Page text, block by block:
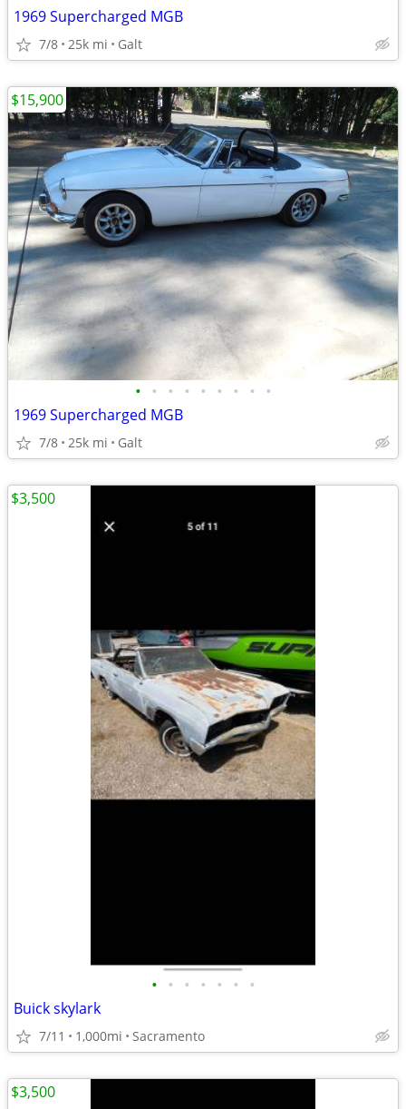
1969 Supercharged MGB
7/8 25k mi Galt
• • • • • • • • •
1969 Supercharged MGB
7/8 25k mi Galt
$15,900
• • • • • • •
Buick skylark
7/11 1,000mi Sacramento
$3,500
$3,500